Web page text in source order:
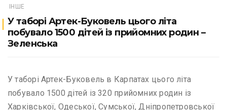
ІНШЕ
У таборі Артек-Буковель цього літа
побувало 1500 дітей із прийомних родин –
Зеленська
У таборі Артек-Буковель в Карпатах цього літа
побувало 1500 дітей із 320 прийомних родин із
Харківської, Одеської, Сумської, Дніпропетровської